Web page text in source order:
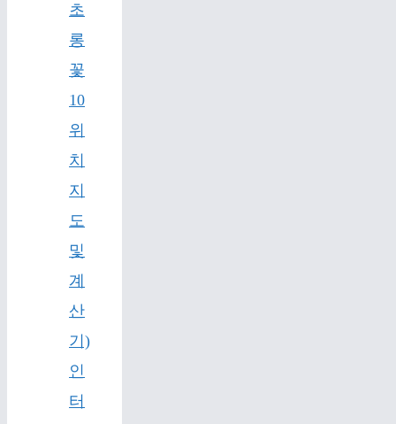
초
롱
꽃
10
위
치
지
도
및
계
산
기)
인
터